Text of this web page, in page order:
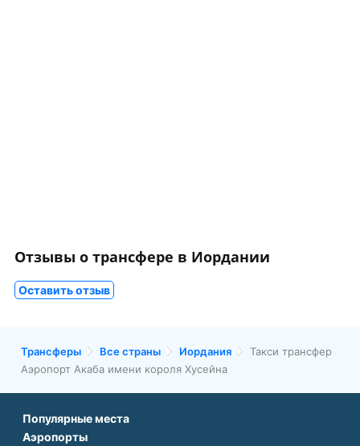
Отзывы о трансфере в Иордании
Оставить отзыв
Трансферы Все страны Иордания
Такси трансфер
Аэропорт Акаба имени короля Хусейна
Популярные места
Аэропорт Подгорицы
Аэропорты